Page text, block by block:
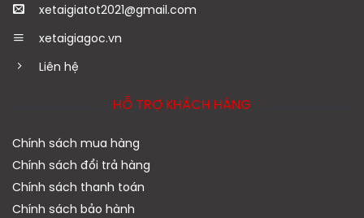
xetaigiatot2021@gmail.com
xetaigiagoc.vn
Liên hệ
HỖ TRỢ KHÁCH HÀNG
Chính sách mua hàng
Chính sách đổi trả hàng
Chính sách thanh toán
Chính sách bảo hành